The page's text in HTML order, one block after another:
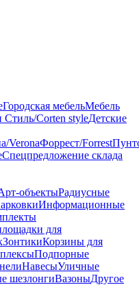
Городская мебельМебель
Стиль/Corten styleДетские
VeronaФоррест/Forrest
Спецпредложение склада
объектыРадиусные
Информационные
для
ЗонтикиКорзины для
Подпорные
НавесыУличные
шезлонгиВазоныДругое